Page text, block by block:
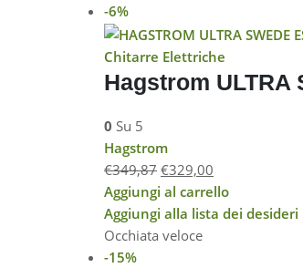
-6%
Chitarre Elettriche
Hagstrom ULTRA
0 Su 5
Hagstrom
€349,87 €329,00
Aggiungi al carrello
Aggiungi alla lista dei desideri
Occhiata veloce
-15%